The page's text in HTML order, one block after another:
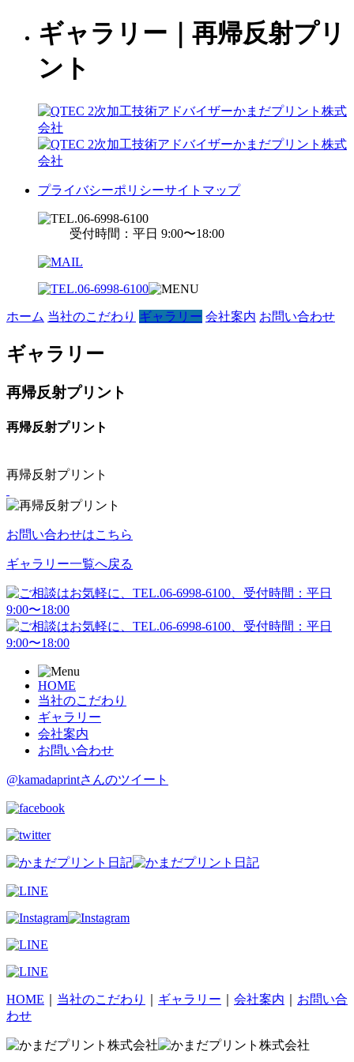
ギャラリー｜再帰反射プリ
ント
プライバシーポリシーサイトマップ
受付時間：平日 9:00〜18:00
ホーム 当社のこだわり ギャラリー 会社案内 お問い合わせ
ギャラリー
再帰反射プリント
再帰反射プリント
再帰反射プリント
お問い合わせはこちら
ギャラリー一覧へ戻る
HOME
当社のこだわり
ギャラリー
会社案内
お問い合わせ
@kamadaprintさんのツイート
HOME 当社のこだわり ギャラリー 会社案内
お問い合
わせ